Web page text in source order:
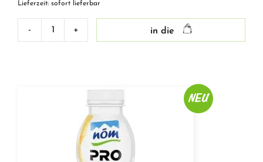
Lieferzeit: sofort lieferbar
- + in die
NEU